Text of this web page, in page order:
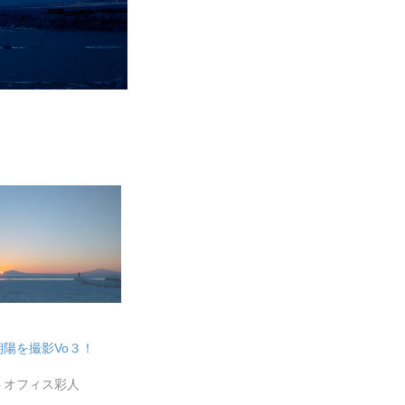
を撮影Vo３！
フィス彩人